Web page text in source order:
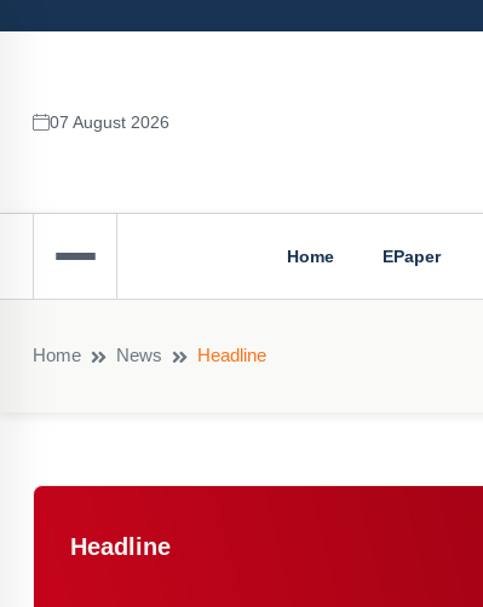
07 August 2026
Home EPaper
Home News Headline
Headline